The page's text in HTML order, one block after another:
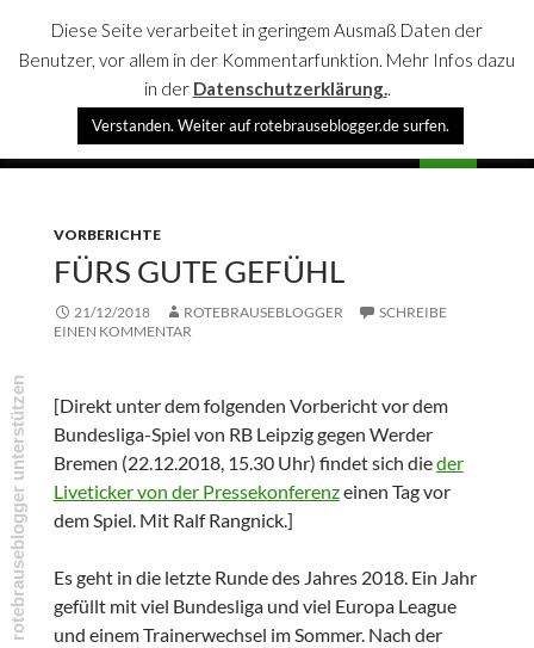
rotebrauseblogger
SPRINGE
VORBERICHTE
FÜRS GUTE GEFÜHL
21/12/2018 ROTEBRAUSEBLOGGER
SCHREIBE
EINEN KOMMENTAR
[Direkt unter dem folgenden Vorbericht vor dem
Bundesliga-Spiel von RB Leipzig gegen Werder
Bremen (22.12.2018, 15.30 Uhr) findet sich dieder
Liveticker von der Pressekonferenzeinen Tag vor
dem Spiel. Mit Ralf Rangnick.]
Es geht in die letzte Runde des Jahres 2018. Ein Jahr
gefüllt mit viel Bundesliga und viel Europa League
und einem Trainerwechsel im Sommer. Nach der
Diese Seite verarbeitet in geringem Ausmaß Daten der
Benutzer, vor allem in der Kommentarfunktion. Mehr Infos dazu
in der Datenschutzerklärung..
Verstanden. Weiter auf rotebrauseblogger.de surfen.
rotebrauseblogger unterstützen